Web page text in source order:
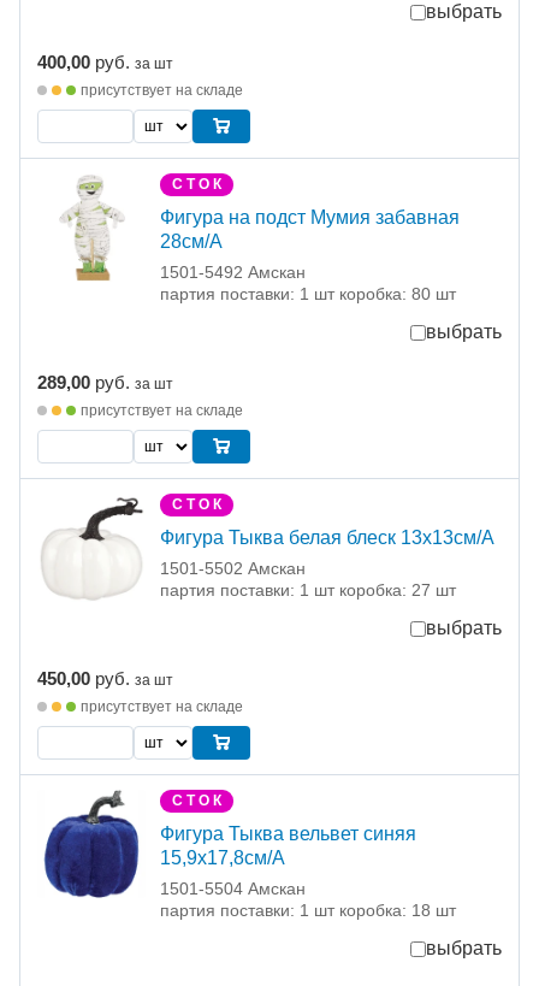
выбрать
400,00 руб. за шт
присутствует на складе
С Т О К
Фигура на подст Мумия забавная
28см/А
1501-5492 Амскан
партия поставки: 1 шт коробка: 80 шт
выбрать
289,00 руб. за шт
присутствует на складе
С Т О К
Фигура Тыква белая блеск 13х13см/А
1501-5502 Амскан
партия поставки: 1 шт коробка: 27 шт
выбрать
450,00 руб. за шт
присутствует на складе
С Т О К
Фигура Тыква вельвет синяя
15,9х17,8см/А
1501-5504 Амскан
партия поставки: 1 шт коробка: 18 шт
выбрать